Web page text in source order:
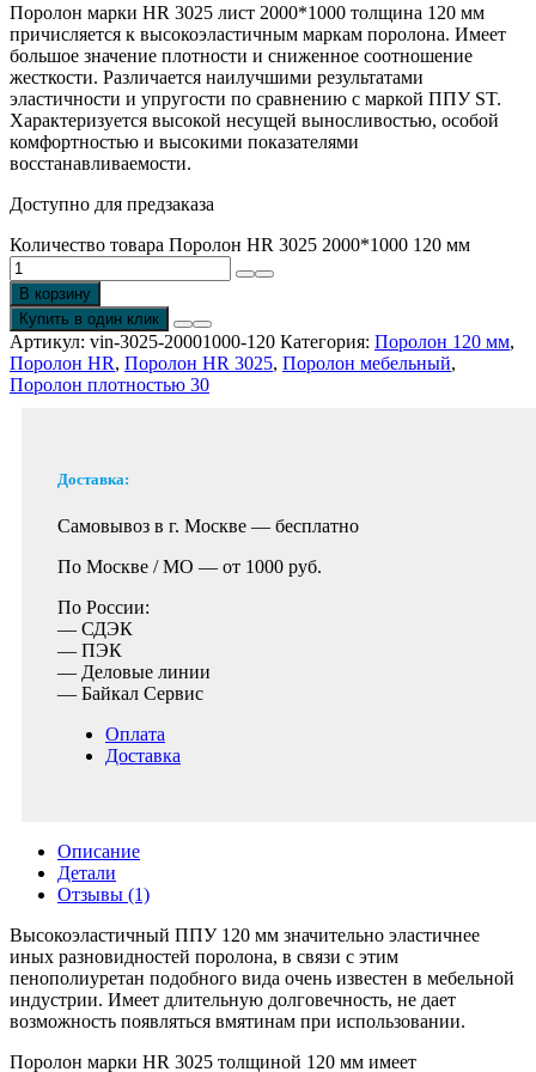
Поролон марки HR 3025 лист 2000*1000 толщина 120 мм
причисляется к высокоэластичным маркам поролона. Имеет
большое значение плотности и сниженное соотношение
жесткости. Различается наилучшими результатами
эластичности и упругости по сравнению с маркой ППУ ST.
Характеризуется высокой несущей выносливостью, особой
комфортностью и высокими показателями
восстанавливаемости.
Доступно для предзаказа
Количество товара Поролон HR 3025 2000*1000 120 мм
В корзину
Купить в один клик
Артикул: vin-3025-20001000-120 Категория: Поролон 120 мм,
Поролон HR, Поролон HR 3025, Поролон мебельный,
Поролон плотностью 30
Доставка:
Самовывоз в г. Москве — бесплатно
По Москве / МО — от 1000 руб.
По России:
— СДЭК
— ПЭК
— Деловые линии
— Байкал Сервис
Оплата
Доставка
Описание
Детали
Отзывы (1)
Высокоэластичный ППУ 120 мм значительно эластичнее
иных разновидностей поролона, в связи с этим
пенополиуретан подобного вида очень известен в мебельной
индустрии. Имеет длительную долговечность, не дает
возможность появляться вмятинам при использовании.
Поролон марки HR 3025 толщиной 120 мм имеет